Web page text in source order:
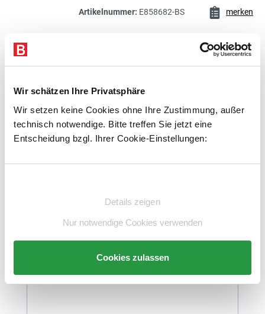
Wir schätzen Ihre Privatsphäre
Wir setzen keine Cookies ohne Ihre Zustimmung, außer
technisch notwendige. Bitte treffen Sie jetzt eine
Entscheidung bzgl. Ihrer Cookie-Einstellungen:
Details zeigen
Nur notwendige Cookies verwenden
Cookies zulassen
260,61 € inkl. MwSt.
Büroregal
219,00 €*
exkl. 41,61 € MwSt.
219,00 €*
exkl. 41,61 € MwSt.
Artikelnummer: E858682-BS merken
Beschreibung
Beratung